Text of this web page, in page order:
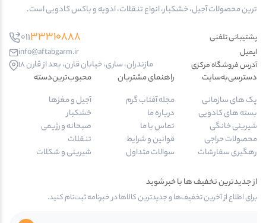
ترین محصولات آجیل، خشکبار، انواع تنقلات، ادویه و باکس کادویی است.
پشتیبانی تلفنی 01133310888
ایمیل
info@aftabgarm.ir
آدرس‌ فروشگاه مرکزی
مازندران، ساری، خیابان قارن، بعد از قارن 18
دسترسی‌به‌سایت
پک های سازمانی
بسته های کادویی
شیرینی خانگی
محصولات حراجی
رهگیری سفارشات
راهنمای مشتریان
مجله آفتاب گرم
درباره ما
تماس با ما
قوانین و شرایط
سوالات متداول
محبوب‌ترین‌دسته‌
آجیل و مغزها
خشکبار
صبحانه و رژیمی
تنقلات
شیرینی و شکلات
از جدیدترین تخفیف ها با خبر شوید
برای اطلاع از آخرین تخفیف‌ها و جدیدترین کالاها در خبرنامه ثبت‌نام کنید.